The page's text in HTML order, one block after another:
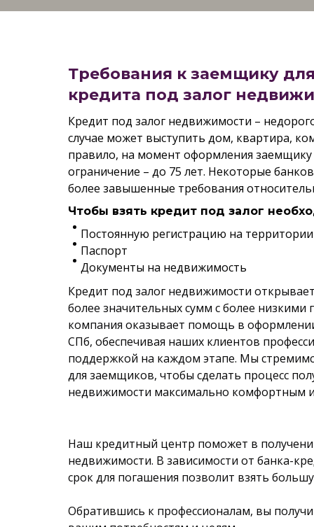
Требования к заемщику
кредита под залог
Кредит под залог недвижимости –
случае может выступить дом, квартира,
правило, на момент оформления заемщику
ограничение – до 75 лет. Некоторые
более завышенные требования
Чтобы взять кредит под залог
Постоянную регистрацию на
Паспорт
Документы на недвижимость
Кредит под залог недвижимости
более значительных сумм с более
компания оказывает помощь в
СПб, обеспечивая наших клиентов
поддержкой на каждом этапе. Мы
для заемщиков, чтобы сделать процесс
недвижимости максимально комфортным
Наш кредитный центр поможет в
недвижимости. В зависимости от банка-
срок для погашения позволит взять
Обратившись к профессионалам, вы